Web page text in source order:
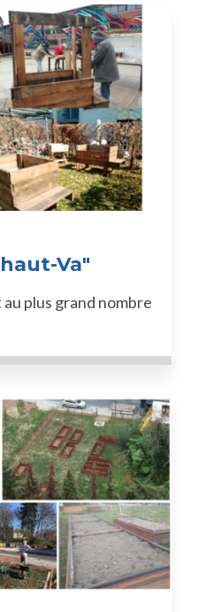
Va"
plus grand nombre